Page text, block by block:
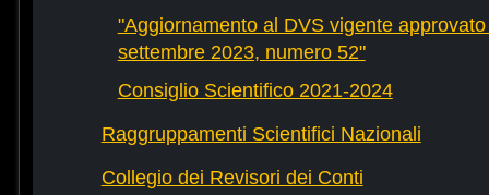
"Aggiornamento al DVS vigente
settembre 2023, numero 52"
Consiglio Scientifico 2021-2024
Raggruppamenti Scientifici Nazionali
Collegio dei Revisori dei Conti